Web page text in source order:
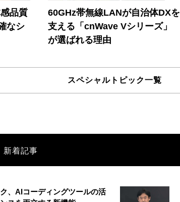
品質
なシ
60GHz帯無線LANが自治体DXを
支える「cnWave Vシリーズ」
が選ばれる理由
スペシャルトピック一覧
新着記事
、AIコーディングツールの活